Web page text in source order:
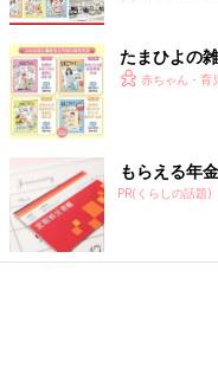
たまひよの
赤ちゃん・育
もらえる年
PR(くらしの話題)